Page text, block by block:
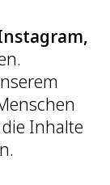
,
Inhalte